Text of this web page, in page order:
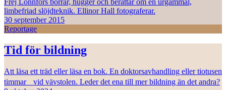
limbefriad slöjdteknik. Ellinor Hall fotograferar.
30 september 2015
Reportage
Tid för bildning
Att läsa ett träd eller läsa en bok. En doktorsavhandling eller tiotusen
timmar vid vävstolen. Leder det ena till mer bildning än det andra?